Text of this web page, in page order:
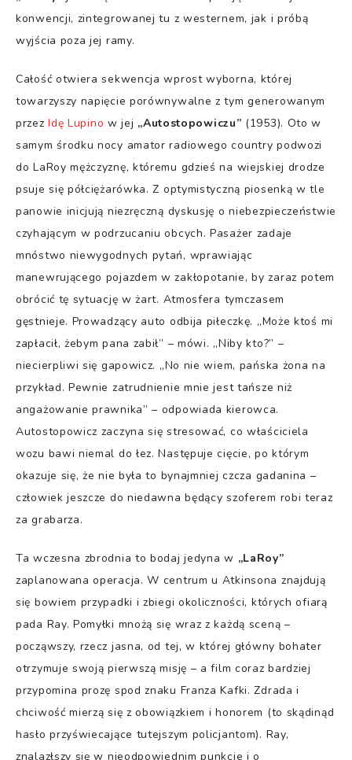
konwencji, zintegrowanej tu z westernem, jak i próbą
wyjścia poza jej ramy.
Całość otwiera sekwencja wprost wyborna, której
towarzyszy napięcie porównywalne z tym generowanym
przezIdę Lupino w jej „Autostopowiczu” (1953). Oto w
samym środku nocy amator radiowego country podwozi
do LaRoy mężczyznę, któremu gdzieś na wiejskiej drodze
psuje się półciężarówka. Z optymistyczną piosenką w tle
panowie inicjują niezręczną dyskusję o niebezpieczeństwie
czyhającym w podrzucaniu obcych. Pasażer zadaje
mnóstwo niewygodnych pytań, wprawiając
manewrującego pojazdem w zakłopotanie, by zaraz potem
obrócić tę sytuację w żart. Atmosfera tymczasem
gęstnieje. Prowadzący auto odbija piłeczkę. „Może ktoś mi
zapłacił, żebym pana zabił” – mówi. „Niby kto?” –
niecierpliwi się gapowicz. „No nie wiem, pańska żona na
przykład. Pewnie zatrudnienie mnie jest tańsze niż
angażowanie prawnika” – odpowiada kierowca.
Autostopowicz zaczyna się stresować, co właściciela
wozu bawi niemal do łez. Następuje cięcie, po którym
okazuje się, że nie była to bynajmniej czcza gadanina –
człowiek jeszcze do niedawna będący szoferem robi teraz
za grabarza.
Ta wczesna zbrodnia to bodaj jedyna w „LaRoy”
zaplanowana operacja. W centrum u Atkinsona znajdują
się bowiem przypadki i zbiegi okoliczności, których ofiarą
pada Ray. Pomyłki mnożą się wraz z każdą sceną –
począwszy, rzecz jasna, od tej, w której główny bohater
otrzymuje swoją pierwszą misję – a film coraz bardziej
przypomina prozę spod znaku Franza Kafki. Zdrada i
chciwość mierzą się z obowiązkiem i honorem (to skądinąd
hasło przyświecające tutejszym policjantom). Ray,
znalazłszy się w nieodpowiednim punkcie i o